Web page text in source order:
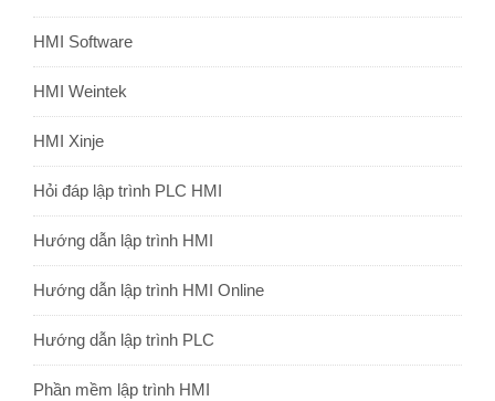
HMI Software
HMI Weintek
HMI Xinje
Hỏi đáp lập trình PLC HMI
Hướng dẫn lập trình HMI
Hướng dẫn lập trình HMI Online
Hướng dẫn lập trình PLC
Phần mềm lập trình HMI